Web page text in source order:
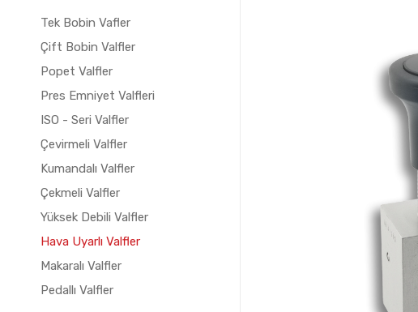
Tek Bobin Vafler
Çift Bobin Valfler
Popet Valfler
Pres Emniyet Valfleri
ISO - Seri Valfler
Çevirmeli Valfler
Kumandalı Valfler
Çekmeli Valfler
Yüksek Debili Valfler
Hava Uyarlı Valfler
Makaralı Valfler
Pedallı Valfler